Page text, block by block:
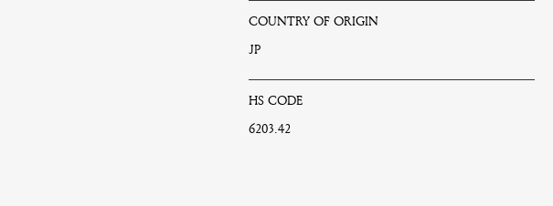
COUNTRY OF ORIGIN
JP
HS CODE
6203.42